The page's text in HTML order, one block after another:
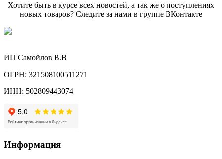
Хотите быть в курсе всех новостей, а так же о поступлениях
новых товаров? Следите за нами в группе ВКонтакте
ИП Самойлов В.В
ОГРН: 321508100511271
ИНН: 502809443074
Информация